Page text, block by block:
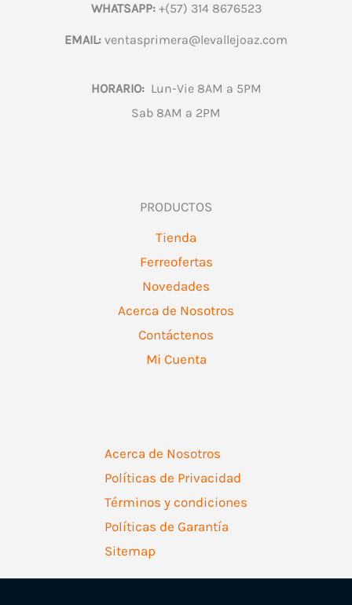
WHATSAPP:+(57) 314 8676523
EMAIL: ventasprimera@levallejoaz.com
HORARIO:Lun-Vie 8AM a 5PM
Sab 8AM a 2PM
PRODUCTOS
Tienda
Ferreofertas
Novedades
Acerca de Nosotros
Contáctenos
Mi Cuenta
Acerca de Nosotros
Políticas de Privacidad
Términos y condiciones
Políticas de Garantía
Sitemap